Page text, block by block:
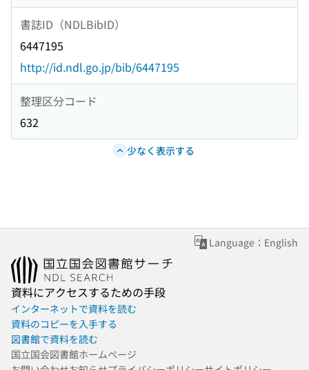
書誌ID（NDLBibID）
6447195
http://id.ndl.go.jp/bib/6447195
整理区分コード
632
少なく表示する
Language：English
資料にアクセスするための手段
インターネットで資料を読む
資料のコピーを入手する
図書館で資料を読む
国立国会図書館ホームページ